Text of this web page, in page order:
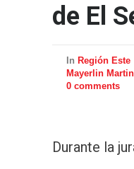
de El
In Región Este
Mayerlin
0 comments
Durante la